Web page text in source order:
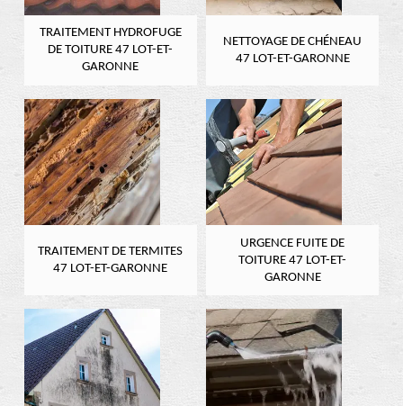
TRAITEMENT HYDROFUGE
DE TOITURE 47 LOT-ET-
GARONNE
NETTOYAGE DE CHÉNEAU
47 LOT-ET-GARONNE
TRAITEMENT DE TERMITES
47 LOT-ET-GARONNE
URGENCE FUITE DE
TOITURE 47 LOT-ET-
GARONNE